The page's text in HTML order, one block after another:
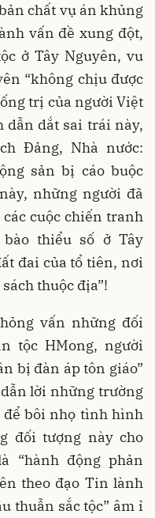
chất vụ án khủng
vấn đề xung đột,
ở Tây Nguyên, vu
“không chịu được
trị của người Việt
dẫn dắt sai trái này,
Đảng, Nhà nước:
sản bị cáo buộc
những người đã
cuộc chiến tranh
bào thiểu số ở Tây
đai của tổ tiên, nơi
thuộc địa”!
vấn những đối
tộc HMong, người
bị đàn áp tôn giáo”
lời những trường
để bôi nhọ tình hình
đối tượng này cho
“hành động phản
theo đạo Tin lành
thuẫn sắc tộc” âm ỉ